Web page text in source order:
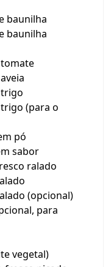
baunilha
baunilha
(para o
pó
sabor
ralado
(opcional)
para
vegetal)